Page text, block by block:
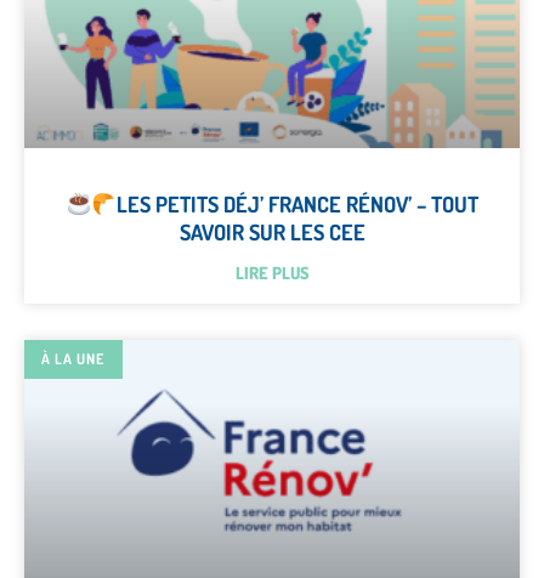
LES PETITS DÉJ’ FRANCE RÉNOV’ – TOUT
SAVOIR SUR LES CEE
LIRE PLUS
À LA UNE